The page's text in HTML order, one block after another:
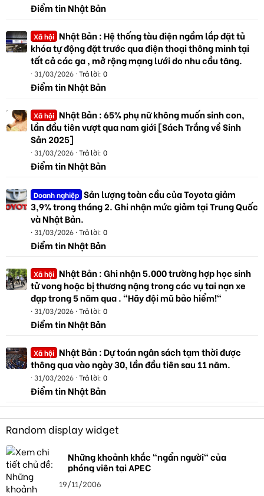
Điểm tin Nhật Bản
Xã hội Nhật Bản : Hệ thống tàu điện ngầm lắp đặt tủ
khóa tự động đặt trước qua điện thoại thông minh tại
tất cả các ga , mở rộng mạng lưới do nhu cầu tăng.
31/03/2026 Trả lời: 0
Điểm tin Nhật Bản
Xã hội Nhật Bản : 65% phụ nữ không muốn sinh con,
lần đầu tiên vượt qua nam giới [Sách Trắng về Sinh
Sản 2025]
31/03/2026 Trả lời: 0
Điểm tin Nhật Bản
Doanh nghiệp Sản lượng toàn cầu của Toyota giảm
3,9% trong tháng 2. Ghi nhận mức giảm tại Trung Quốc
và Nhật Bản.
31/03/2026 Trả lời: 0
Điểm tin Nhật Bản
Xã hội Nhật Bản : Ghi nhận 5.000 trường hợp học sinh
tử vong hoặc bị thương nặng trong các vụ tai nạn xe
đạp trong 5 năm qua . "Hãy đội mũ bảo hiểm!"
31/03/2026 Trả lời: 0
Điểm tin Nhật Bản
Xã hội Nhật Bản : Dự toán ngân sách tạm thời được
thông qua vào ngày 30, lần đầu tiên sau 11 năm.
31/03/2026 Trả lời: 0
Điểm tin Nhật Bản
Random display widget
Những khoảnh khắc "ngẩn người" của
phóng viên tại APEC
19/11/2006